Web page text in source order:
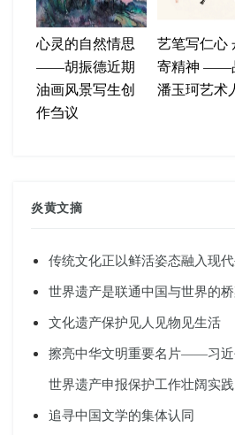
心灵的自然情思
——胡振德近期
油画风景写生创
作刍议
艺笔写仁心
寄精神 ——
潘玉珂艺术
炎黄文摘
传统文化正以鲜活姿态融入现
世界遗产是联通中国与世界的
文化遗产保护见人见物见生活
擦亮中华文明重要名片——习近
世界遗产申报保护工作壮阔实践
追寻中国文学的集体认同